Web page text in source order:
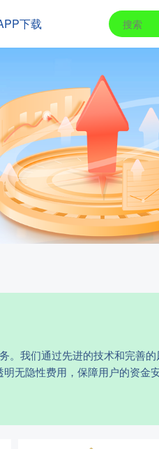
下载
。我们通过先进的技术和完善
无隐性费用，保障用户的资金